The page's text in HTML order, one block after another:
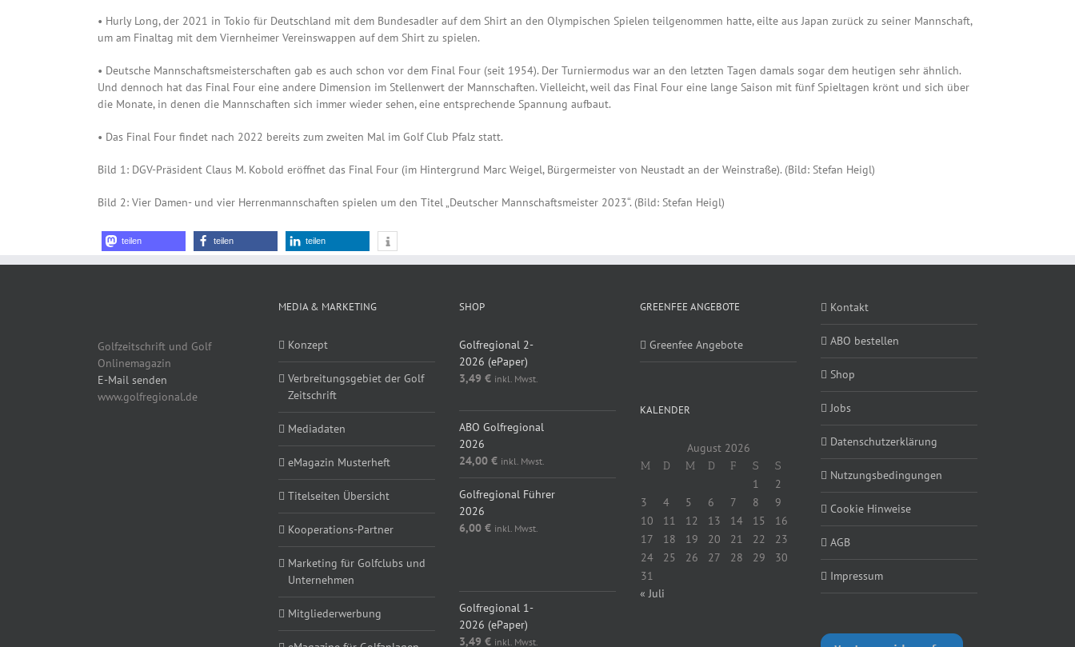
• Hurly Long, der 2021 in Tokio für Deutschland mit dem Bundesadler auf dem Shirt an den Olympischen Spielen teilgenommen hatte, eilte aus Japan zurück zu seiner Mannschaft,
um am Finaltag mit dem Viernheimer Vereinswappen auf dem Shirt zu spielen.
• Deutsche Mannschaftsmeisterschaften gab es auch schon vor dem Final Four (seit 1954). Der Turniermodus war an den letzten Tagen damals sogar dem heutigen sehr ähnlich.
Und dennoch hat das Final Four eine andere Dimension im Stellenwert der Mannschaften. Vielleicht, weil das Final Four eine lange Saison mit fünf Spieltagen krönt und sich über
die Monate, in denen die Mannschaften sich immer wieder sehen, eine entsprechende Spannung aufbaut.
• Das Final Four findet nach 2022 bereits zum zweiten Mal im Golf Club Pfalz statt.
Bild 1: DGV-Präsident Claus M. Kobold eröffnet das Final Four (im Hintergrund Marc Weigel, Bürgermeister von Neustadt an der Weinstraße). (Bild: Stefan Heigl)
Bild 2: Vier Damen- und vier Herrenmannschaften spielen um den Titel „Deutscher Mannschaftsmeister 2023“. (Bild: Stefan Heigl)
teilen teilen teilen
Golfzeitschrift und Golf
Onlinemagazin
E-Mail senden
www.golfregional.de
MEDIA & MARKETING
Konzept
Verbreitungsgebiet der Golf
Zeitschrift
Mediadaten
eMagazin Musterheft
Titelseiten Übersicht
Kooperations-Partner
Marketing für Golfclubs und
Unternehmen
Mitgliederwerbung
SHOP
Golfregional 2-
2026 (ePaper)
3,49 € inkl. Mwst.
ABO Golfregional
2026
24,00 € inkl. Mwst.
Golfregional Führer
2026
6,00 € inkl. Mwst.
Golfregional 1-
2026 (ePaper)
3,49 € inkl. Mwst.
GREENFEE ANGEBOTE
Greenfee Angebote
KALENDER
August 2026
M D M D F S S
1
2
3
4 5 6 7 8
9
10
11 12 13 14 15
16
17
18 19 20 21 22
23
24
25 26 27 28 29
30
31
« Juli
Kontakt
ABO bestellen
Shop
Jobs
Datenschutzerklärung
Nutzungsbedingungen
Cookie Hinweise
AGB
Impressum